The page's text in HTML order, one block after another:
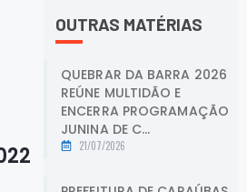
OUTRAS MATÉRIAS
QUEBRAR DA BARRA 2026
REÚNE MULTIDÃO E
ENCERRA PROGRAMAÇÃO
JUNINA DE C...
21/07/2026